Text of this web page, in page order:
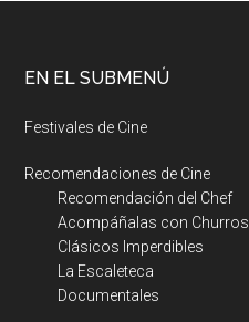
EN EL SUBMENÚ
Festivales de Cine
Recomendaciones de Cine
Recomendación del Chef
Acompáñalas con Churros
Clásicos Imperdibles
La Escaleteca
Documentales